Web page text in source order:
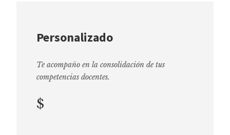
Personalizado
Te acompaño en la consolidación de tus
competencias docentes.
$